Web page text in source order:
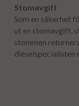
Stomavgift
Som en säkerhet
ut en stomavgift,
stommen
dieselspecialisten